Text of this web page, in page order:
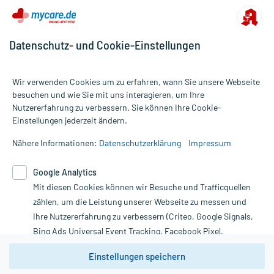
Alle Preise gelten inkl. MwSt., ggf. zzgl. Versandkosten
Informationen auf dieser Website werden ausschließlich für
die Untersuchung und Behandlung durch einen Arzt. Bitte
Therapien eingeleitet werden können. | Diese Webseite benutzt
Google Analytics. Lesen Sie bitte dazu die wichtigen Hinweise in
unserer Datenschutzerklärung. Für den Widerruf einer Bestellung
nutzen Sie das Formular:
Vertrag widerrufen
Datenschutz- und Cookie-Einstellungen
Wir verwenden Cookies um zu erfahren, wann Sie unsere Webseite
besuchen und wie Sie mit uns interagieren, um Ihre
Nutzererfahrung zu verbessern. Sie können Ihre Cookie-
Einstellungen jederzeit ändern.
Nähere Informationen: Datenschutzerklärung Impressum
Google Analytics
Mit diesen Cookies können wir Besuche und Trafficquellen
zählen, um die Leistung unserer Webseite zu messen und
Ihre Nutzererfahrung zu verbessern (Criteo, Google Signals,
Bing Ads Universal Event Tracking, Facebook Pixel,
Youtube-Social Plugin).
Wir weisen darauf hin, dass die
Einstellungen speichern